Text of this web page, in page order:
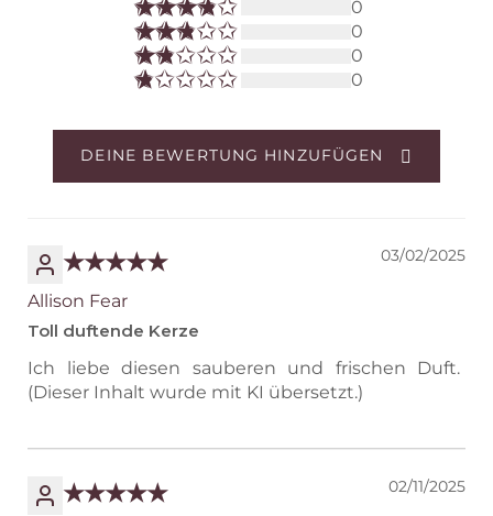
0
0
0
0
DEINE BEWERTUNG HINZUFÜGEN
03/02/2025
Allison Fear
Toll duftende Kerze
Ich liebe diesen sauberen und frischen Duft.
(Dieser Inhalt wurde mit KI übersetzt.)
02/11/2025